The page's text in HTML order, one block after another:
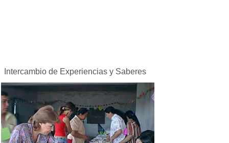
Intercambio de Experiencias y Saberes